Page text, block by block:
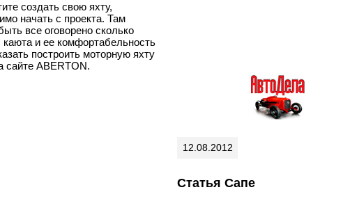
создать свою яхту,
начать с проекта. Там
все оговорено сколько
каюта и ее комфортабельность
построить моторную яхту
сайте ABERTON.
12.08.2012
Статья Сапе